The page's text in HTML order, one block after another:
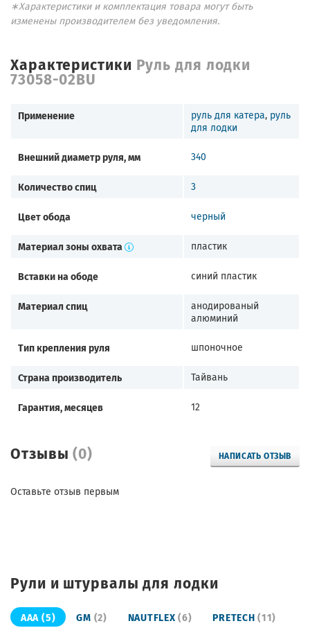
Отзывы(0) НАПИСАТЬ ОТЗЫВ
Оставьте отзыв первым
∗Характеристики и комплектация товара могут быть
изменены производителем без уведомления.
Характеристики Руль для лодки
73058-02BU
Применение руль для катера, руль
для лодки
Внешний диаметр руля, мм 340
Количество спиц 3
Цвет обода черный
Материал зоны охвата пластик
Вставки на ободе синий пластик
Материал спиц
анодированый
алюминий
Тип крепления руля шпоночное
Страна производитель Тайвань
Гарантия, месяцев 12
Рули и штурвалы для лодки
AAA(5) GM (2) NAUTFLEX(6) PRETECH(11)